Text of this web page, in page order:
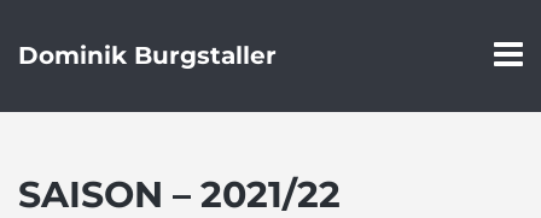
Dominik Burgstaller
SAISON – 2021/22